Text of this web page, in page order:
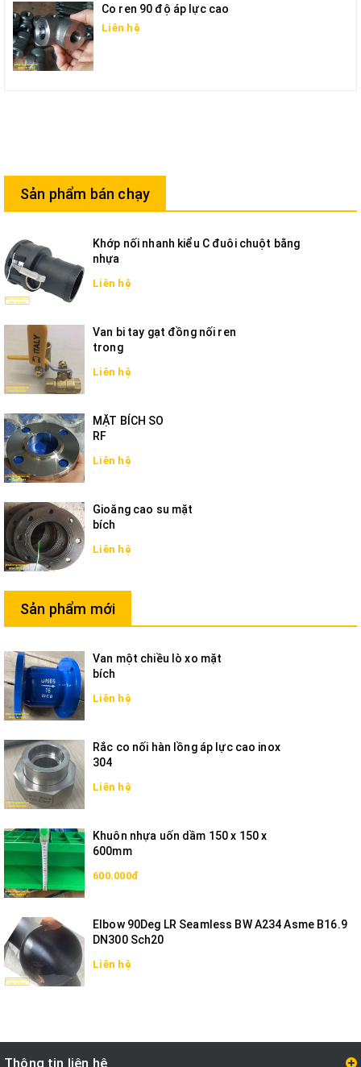
Co ren 90 độ áp lực cao
Liên hệ
Sản phẩm bán chạy
Khớp nối nhanh kiểu C đuôi chuột bằng
nhựa
Liên hệ
Van bi tay gạt đồng nối ren
trong
Liên hệ
MẶT BÍCH SO
RF
Liên hệ
Gioăng cao su mặt
bích
Liên hệ
Sản phẩm mới
Van một chiều lò xo mặt
bích
Liên hệ
Rắc co nối hàn lồng áp lực cao inox
304
Liên hệ
Khuôn nhựa uốn dầm 150 x 150 x
600mm
600.000đ
Elbow 90Deg LR Seamless BW A234 Asme B16.9
DN300 Sch20
Liên hệ
Thông tin liên hệ